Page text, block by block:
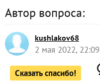
Автор вопроса:
kushlakov68
2 мая 2022, 22:09
Сказать спасибо!